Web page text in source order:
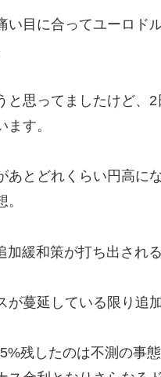
い目に合ってユーロド
と思ってましたけど、
す。
あとどれくらい円高に
緩和策が打ち出され
蔓延している限り追
残したのは不測の事